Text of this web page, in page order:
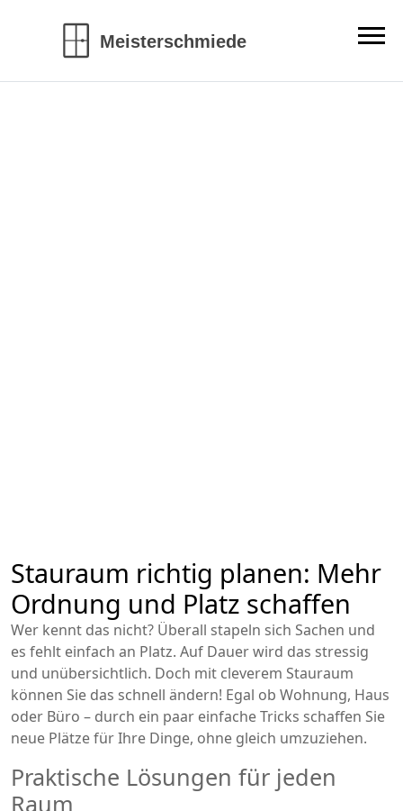
Stauraum richtig planen: Mehr
Ordnung und Platz schaffen
Wer kennt das nicht? Überall stapeln sich Sachen und
es fehlt einfach an Platz. Auf Dauer wird das stressig
und unübersichtlich. Doch mit cleverem Stauraum
können Sie das schnell ändern! Egal ob Wohnung, Haus
oder Büro – durch ein paar einfache Tricks schaffen Sie
neue Plätze für Ihre Dinge, ohne gleich umzuziehen.
Praktische Lösungen für jeden
Raum